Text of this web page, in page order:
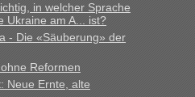
in welcher Sprache
Ukraine am A... ist?
- Die «Säuberung» der
Reformen
Neue Ernte, alte